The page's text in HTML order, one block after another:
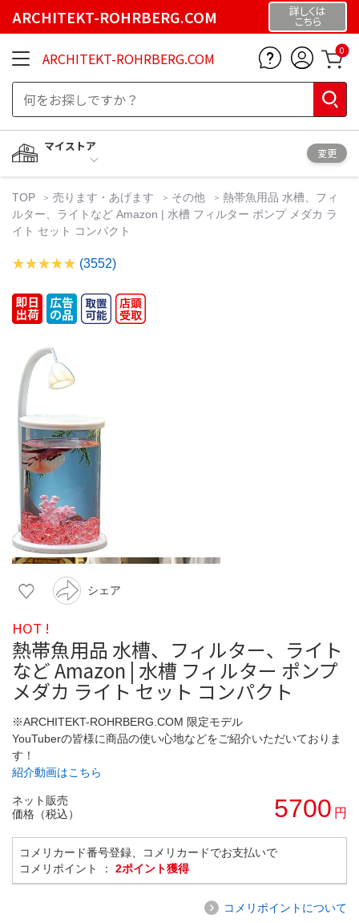
ARCHITEKT-ROHRBERG.COM 詳しくは
こちら
ARCHITEKT-ROHRBERG.COM 0
マイストア
変更
TOP 売ります・あげます その他
熱帯魚用品 水槽、フィ
ルター、ライトなど Amazon | 水槽 フィルター ポンプ メダカ ラ
イト セット コンパクト
(3552)
シェア
HOT !
熱帯魚用品 水槽、フィルター、ライト
など Amazon | 水槽 フィルター ポンプ
メダカ ライト セット コンパクト
※ARCHITEKT-ROHRBERG.COM 限定モデル
YouTuberの皆様に商品の使い心地などをご紹介いただいておりま
す！
紹介動画はこちら
ネット販売
価格（税込）
5700 円
コメリカード番号登録、コメリカードでお支払いで
コメリポイント ： 2ポイント獲得
コメリポイントについて